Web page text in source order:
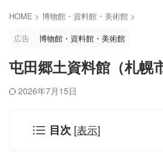
HOME > 博物館・資料館・美術館 >
広告
博物館・資料館・美術館
屯田郷土資料館（札幌
2026年7月15日
目次 [表示]